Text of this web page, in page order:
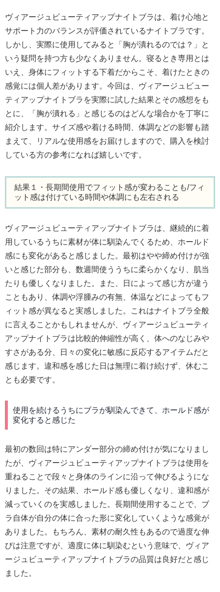
ヴィアージュビューティアップナイトブラは、着け心地と
サポート力のバランスが評価されているナイトブラです。
しかし、実際に使用してみると「胸が潰れるのでは？」と
いう疑問を持つ方も少なくありません。寝るとき専用とは
いえ、身体にフィットする下着だからこそ、着けたときの
感覚には個人差があります。今回は、ヴィアージュビュー
ティアップナイトブラを実際に試した結果とその感想をも
とに、「胸が潰れる」と感じるのはどんな場合かを丁寧に
紹介します。サイズ感や着ける時間、体調などの影響も踏
まえて、リアルな使用感をお届けしますので、購入を検討
している方の参考になれば嬉しいです。
結果１・長期間使用でフィット感が変わることも/フィ
ット感は付けている時間や体調にも左右される
ヴィアージュビューティアップナイトブラは、継続的に着
用しているうちに素材が体に馴染んでくるため、ホールド
感にも変化があると感じました。最初はやや締め付けが強
いと感じた部分も、数週間使ううちに柔らかくなり、肌当
たりも優しくなりました。また、日によって感じ方が違う
こともあり、体調や浮腫みの有無、体温などによってもフ
ィット感が異なると実感しました。これはナイトブラ全般
に言えることかもしれませんが、ヴィアージュビューティ
アップナイトブラは比較的伸縮性が高く、体へのなじみや
すさがある分、日々の変化に敏感に反応するアイテムだと
感じます。違和感を感じた日は無理に着け続けず、休むこ
とも必要です。
使用を続けるうちにブラが馴染んできて、ホールド感が
変化すると感じた
最初の数回は特にアンダー部分の締め付けが気になりまし
たが、ヴィアージュビューティアップナイトブラは使用を
重ねることで段々と身体のラインに沿って伸びるようにな
りました。その結果、ホールド感も優しくなり、違和感が
減っていくのを実感しました。長期間使用することで、ブ
ラ自体が自分の体に合った形に変化していくような感覚が
ありました。もちろん、素材の耐久性もあるので過度な伸
びは注意ですが、適度に体に馴染むという意味で、ヴィア
ージュビューティアップナイトブラの品質は良好だと感じ
ました。